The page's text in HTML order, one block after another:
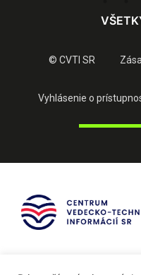
© CVTI SR
Vyhlásenie o